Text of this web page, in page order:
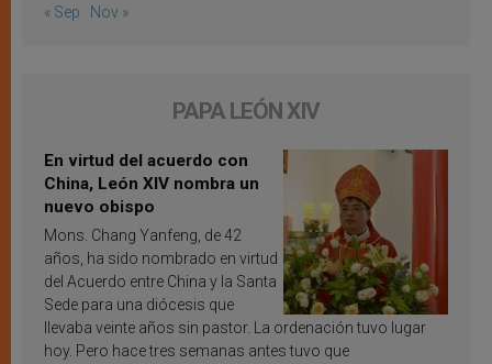
« Sep Nov »
PAPA LEÓN XIV
En virtud del acuerdo con
China, León XIV nombra un
nuevo obispo
Mons. Chang Yanfeng, de 42
años, ha sido nombrado en virtud
del Acuerdo entre China y la Santa
Sede para una diócesis que
llevaba veinte años sin pastor. La ordenación tuvo lugar
hoy. Pero hace tres semanas antes tuvo que